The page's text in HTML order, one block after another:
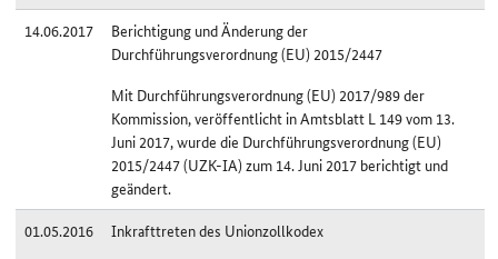
14.06.2017
Berichtigung und Änderung der
Durchführungsverordnung (EU) 2015/2447
Mit Durchführungsverordnung (EU) 2017/989 der
Kommission, veröffentlicht in Amtsblatt L 149 vom 13.
Juni 2017, wurde die Durchführungsverordnung (EU)
2015/2447 (UZK-IA) zum 14. Juni 2017 berichtigt und
geändert.
01.05.2016
Inkrafttreten des Unionzollkodex